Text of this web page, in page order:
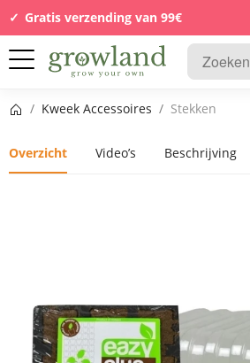
Gratis verzending van 99€
Startpagina
/ Kweek Accessoires / Stekken
Overzicht Video’s Beschrijving